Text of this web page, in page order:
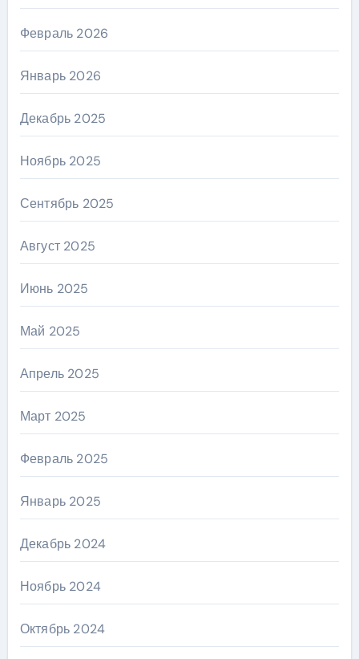
Февраль 2026
Январь 2026
Декабрь 2025
Ноябрь 2025
Сентябрь 2025
Август 2025
Июнь 2025
Май 2025
Апрель 2025
Март 2025
Февраль 2025
Январь 2025
Декабрь 2024
Ноябрь 2024
Октябрь 2024